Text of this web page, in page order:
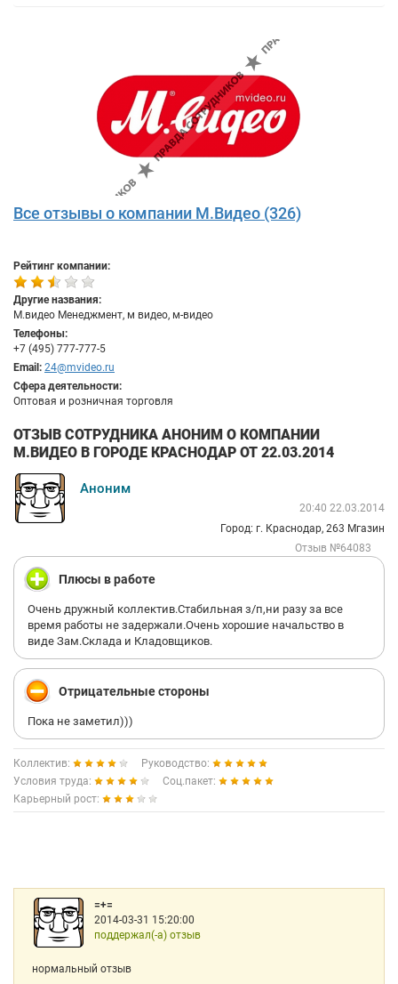
Все отзывы о компании М.Видео (326)
Рейтинг компании:
Другие названия:
М.видео Менеджмент, м видео, м-видео
Телефоны:
+7 (495) 777-777-5
Email: 24@mvideo.ru
Сфера деятельности:
Оптовая и розничная торговля
ОТЗЫВ СОТРУДНИКА АНОНИМ О КОМПАНИИ
М.ВИДЕО В ГОРОДЕ КРАСНОДАР ОТ 22.03.2014
Аноним
20:40 22.03.2014
Город: г. Краснодар, 263 Мгазин
Отзыв №64083
Плюсы в работе
Очень дружный коллектив.Стабильная з/п,ни разу за все
время работы не задержали.Очень хорошие начальство в
виде Зам.Склада и Кладовщиков.
Отрицательные стороны
Пока не заметил)))
Коллектив:
Руководство:
Условия труда:
Соц.пакет:
Карьерный рост:
=+=
2014-03-31 15:20:00
поддержал(-а) отзыв
нормальный отзыв